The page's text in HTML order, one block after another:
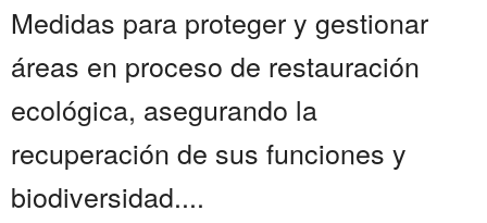
Medidas para proteger y gestionar
áreas en proceso de restauración
ecológica, asegurando la
recuperación de sus funciones y
biodiversidad....